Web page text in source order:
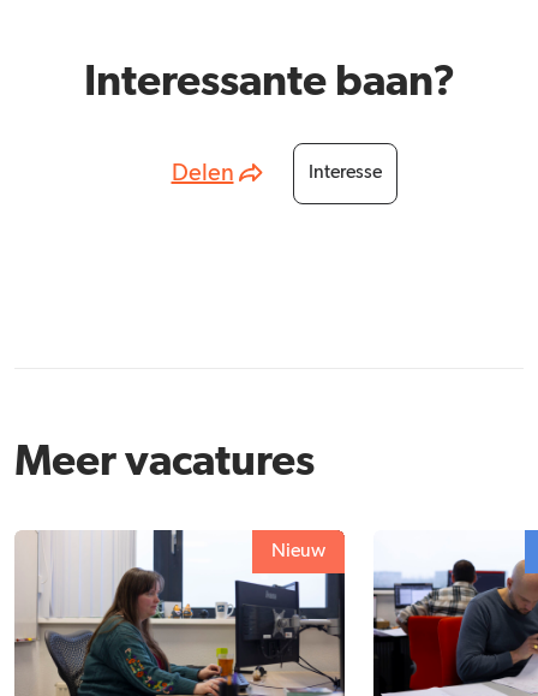
Interessante baan?
Delen Interesse
Meer vacatures
Nieuw